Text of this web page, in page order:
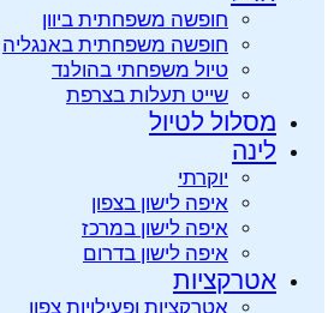
חופשה משפחתית ביוון
חופשה משפחתית באנגליה
טיול משפחתי בהולנד
שייט תעלות בצרפת
מסלול לטיול
לינה
יוקרתי
איפה לישון בצפון
איפה לישון במרכז
איפה לישון בדרום
אטרקציות
אטרקציות ופעילויות צפון